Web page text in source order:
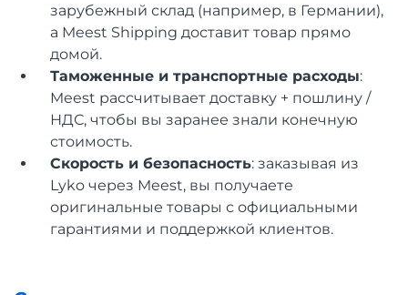
зарубежный склад (например, в Германии),
а Meest Shipping доставит товар прямо
домой.
Таможенные и транспортные расходы:
Meest рассчитывает доставку + пошлину /
НДС, чтобы вы заранее знали конечную
стоимость.
Скорость и безопасность: заказывая из
Lyko через Meest, вы получаете
оригинальные товары с официальными
гарантиями и поддержкой клиентов.